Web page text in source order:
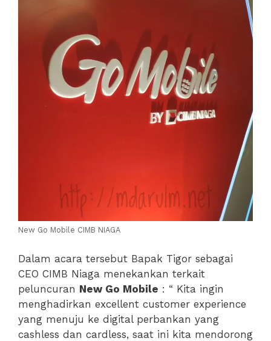
New Go Mobile CIMB NIAGA
Dalam acara tersebut Bapak Tigor sebagai
CEO CIMB Niaga menekankan terkait
peluncuran New Go Mobile : “ Kita ingin
menghadirkan excellent customer experience
yang menuju ke digital perbankan yang
cashless dan cardless, saat ini kita mendorong